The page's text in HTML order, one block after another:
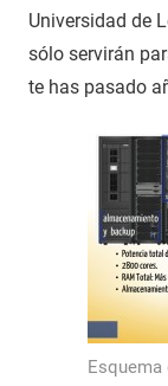
Universidad de
sólo servirán
te has pasado